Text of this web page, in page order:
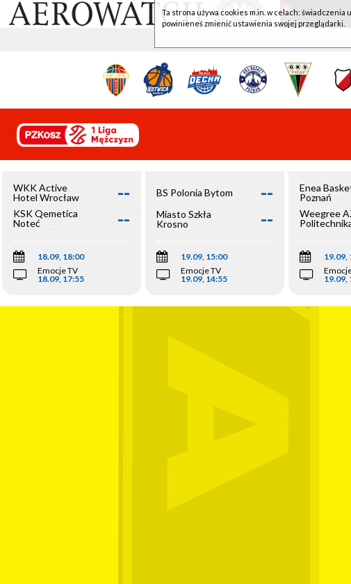
WKK Active
Hotel Wrocław
--
KSK Qemetica
Noteć
Inowrocław
--
18.09, 18:00
Emocje TV
18.09, 17:55
BS Polonia Bytom --
Miasto Szkła
Krosno
--
19.09, 15:00
Emocje TV
19.09, 14:55
Enea
Poznań
Weegree
19.09,
19.09,
Ta strona używa cookies m.in. w celach:
powinieneś zmienić ustawienia swojej przeglądarki.